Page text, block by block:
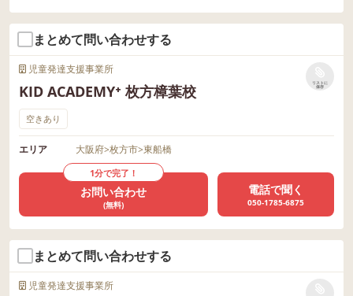
まとめて問い合わせする
児童発達支援事業所
KID ACADEMY⁺ 枚方樟葉校
リストに
保存
空きあり
エリア 大阪府>枚方市>東船橋
1分で完了！
お問い合わせ
(無料)
電話で聞く
050-1785-6875
まとめて問い合わせする
児童発達支援事業所